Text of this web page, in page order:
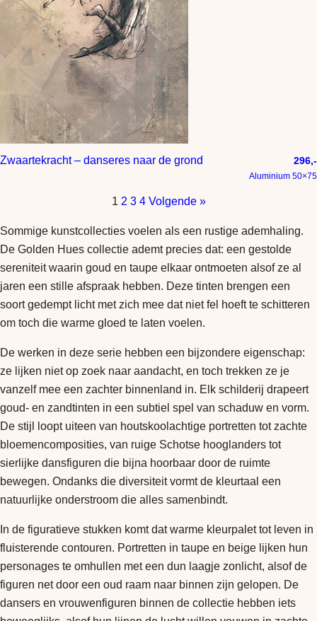
Zwaartekracht – danseres naar de grond 296,-
Aluminium 50×75
1 2 3 4 Volgende »
Sommige kunstcollecties voelen als een rustige ademhaling.
De Golden Hues collectie ademt precies dat: een gestolde
sereniteit waarin goud en taupe elkaar ontmoeten alsof ze al
jaren een stille afspraak hebben. Deze tinten brengen een
soort gedempt licht met zich mee dat niet fel hoeft te schitteren
om toch die warme gloed te laten voelen.
De werken in deze serie hebben een bijzondere eigenschap:
ze lijken niet op zoek naar aandacht, en toch trekken ze je
vanzelf mee een zachter binnenland in. Elk schilderij drapeert
goud- en zandtinten in een subtiel spel van schaduw en vorm.
De stijl loopt uiteen van houtskoolachtige portretten tot zachte
bloemencomposities, van ruige Schotse hooglanders tot
sierlijke dansfiguren die bijna hoorbaar door de ruimte
bewegen. Ondanks die diversiteit vormt de kleurtaal een
natuurlijke onderstroom die alles samenbindt.
In de figuratieve stukken komt dat warme kleurpalet tot leven in
fluisterende contouren. Portretten in taupe en beige lijken hun
personages te omhullen met een dun laagje zonlicht, alsof de
figuren net door een oud raam naar binnen zijn gelopen. De
dansers en vrouwenfiguren binnen de collectie hebben iets